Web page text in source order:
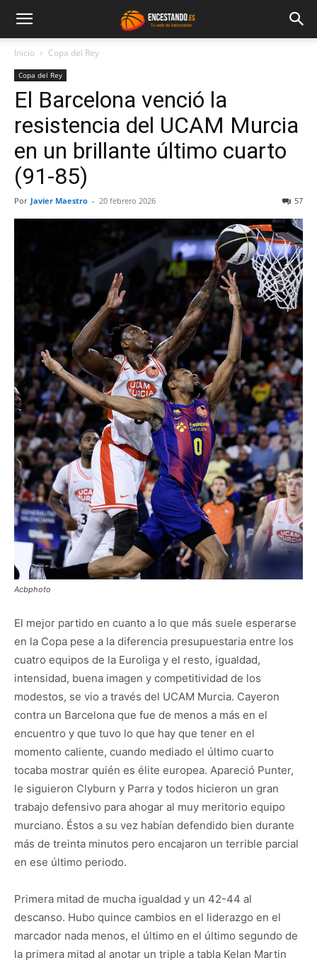
Inicio Copa del Rey
Copa del Rey
El Barcelona venció la
resistencia del UCAM Murcia
en un brillante último cuarto
(91-85)
Por Javier Maestro - 20 febrero 2026 57
Acbphoto
El mejor partido en cuanto a lo que más suele esperarse
en la Copa pese a la diferencia presupuestaria entre los
cuatro equipos de la Euroliga y el resto, igualdad,
intensidad, buena imagen y competitividad de los
modestos, se vio a través del UCAM Murcia. Cayeron
contra un Barcelona que fue de menos a más en el
encuentro y que tuvo lo que hay que tener en el
momento caliente, cuando mediado el último cuarto
tocaba mostrar quién es élite europea. Apareció Punter,
le siguieron Clyburn y Parra y todos hicieron un gran
trabajo defensivo para ahogar al muy meritorio equipo
murciano. Éstos a su vez habían defendido bien durante
más de treinta minutos pero encajaron un terrible parcial
en ese último periodo.
Primera mitad de mucha igualdad y un 42-44 al
descanso. Hubo quince cambios en el liderazgo en el
marcador nada menos, el último en el último segundo de
la primera mitad al anotar un triple a tabla Kelan Martin